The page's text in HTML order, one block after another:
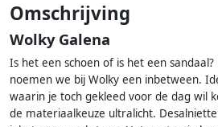
Omschrijving
Wolky Galena
Is het een schoen of is het een
noemen we bij Wolky een inbetween.
waarin je toch gekleed voor de dag wil
de materiaalkeuze ultralicht.